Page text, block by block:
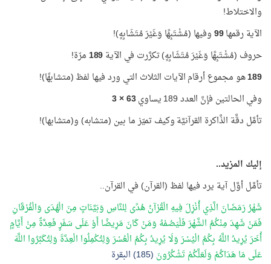
والاختلاط!
الآية رقمها99وفيها (مُشْتَبِهًا وَغَيْرَ مُتَشَابِهٍ)!
حروف (مُشْتَبِهًا وَغَيْرَ مُتَشَابِهٍ) تكرَّرت في الآية189مرّة!
189هو مجموع أرقام الآيات الثلاث التي ورد فيها لفظ (متشابهًا)!
وفي الحالتين فإنَّ العدد 189 يساوي
63 × 3
تأمَّل دقَّة الذَّاكرة القرآنيَّة وكيف تميّز ما بين (متشابه) و(متشابها)!
إليك المزيد..
تأمَّل أوَّل آية يرد فيها لفظ (القرآن) في القرآن..
شَهْرُ رَمَضَانَ الَّذِي أُنْزِلَ فِيهِ الْقُرْآنُ هُدًى لِلنَّاسِ وَبَيِّنَاتٍ مِنَ الْهُدَى وَالْفُرْقَانِ
فَمَنْ شَهِدَ مِنْكُمُ الشَّهْرَ فَلْيَصُمْهُ وَمَنْ كَانَ مَرِيضًا أَوْ عَلَى سَفَرٍ فَعِدَّةٌ مِنْ أَيَّامٍ
أُخَرَ يُرِيدُ اللَّهُ بِكُمُ الْيُسْرَ وَلَا يُرِيدُ بِكُمُ الْعُسْرَ وَلِتُكْمِلُوا الْعِدَّةَ وَلِتُكَبِّرُوا اللَّهَ
عَلَى مَا هَدَاكُمْ وَلَعَلَّكُمْ تَشْكُرُونَ (185) البقرة